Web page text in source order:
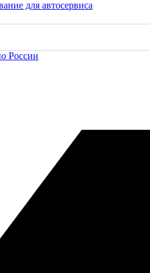
для автосервиса
России